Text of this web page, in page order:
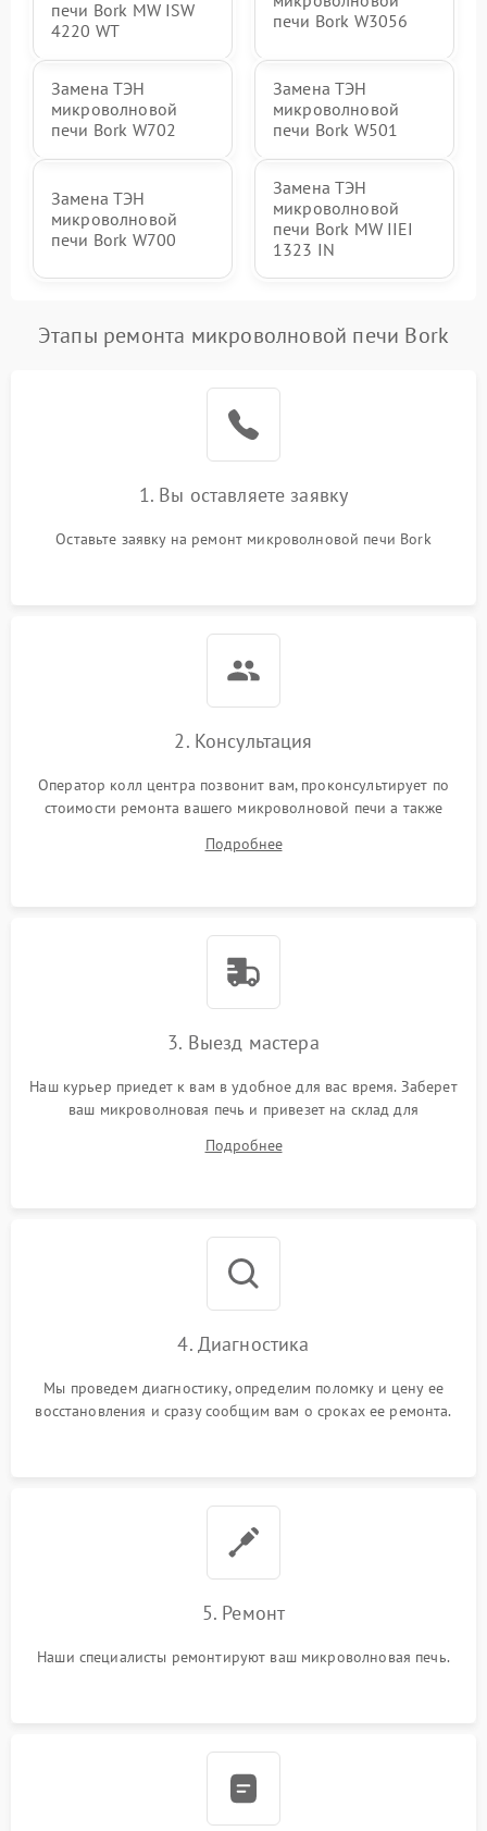
печи Bork MW ISW
4220 WT
печи Bork W3056
Замена ТЭН
микроволновой
печи Bork W702
Замена ТЭН
микроволновой
печи Bork W501
Замена ТЭН
микроволновой
печи Bork W700
Замена ТЭН
микроволновой
печи Bork MW IIEI
1323 IN
Этапы ремонта микроволновой печи Bork
1. Вы оставляете заявку
Оставьте заявку на ремонт микроволновой печи Bork
2. Консультация
Оператор колл центра позвонит вам, проконсультирует по
стоимости ремонта вашего микроволновой печи а также
Подробнее
3. Выезд мастера
Наш курьер приедет к вам в удобное для вас время. Заберет
ваш микроволновая печь и привезет на склад для
Подробнее
4. Диагностика
Мы проведем диагностику, определим поломку и цену ее
восстановления и сразу сообщим вам о сроках ее ремонта.
5. Ремонт
Наши специалисты ремонтируют ваш микроволновая печь.